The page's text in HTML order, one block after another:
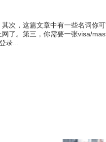
次，这篇文章中有一些名词你
了。第三，你需要一张visa/
录...